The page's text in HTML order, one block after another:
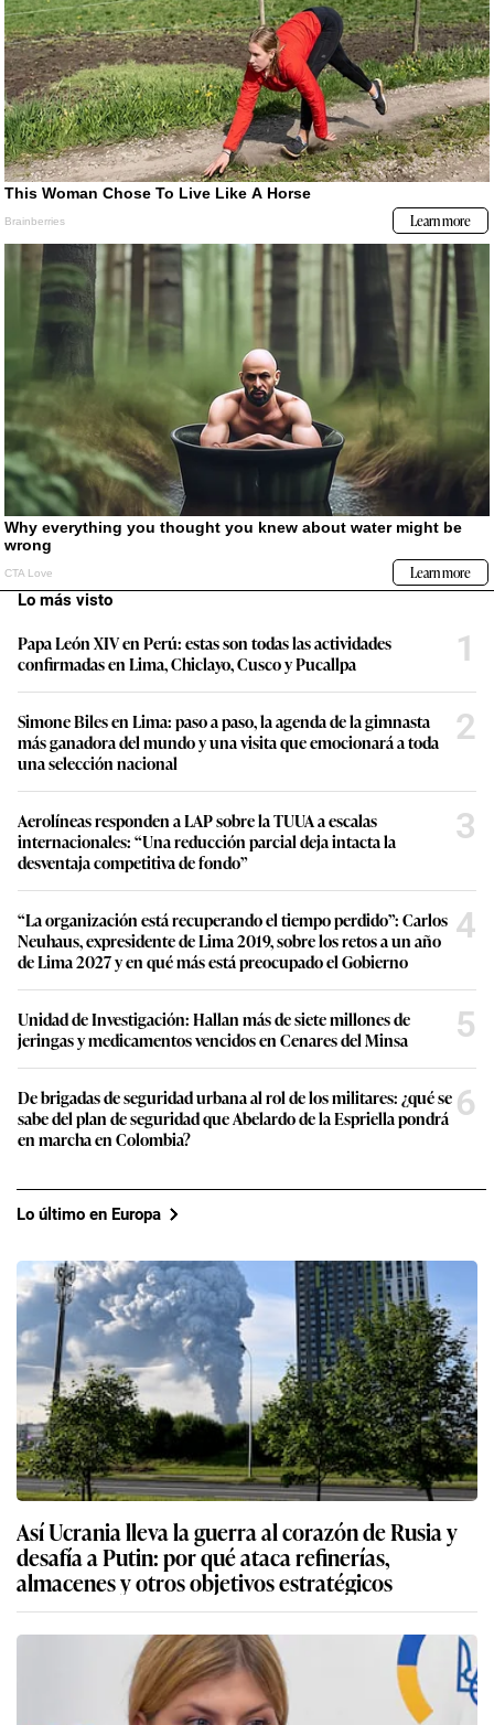
Lo más visto
Papa León XIV en Perú: estas son todas las actividades
confirmadas en Lima, Chiclayo, Cusco y Pucallpa
1
Simone Biles en Lima: paso a paso, la agenda de la gimnasta
más ganadora del mundo y una visita que emocionará a toda
una selección nacional
2
Aerolíneas responden a LAP sobre la TUUA a escalas
internacionales: “Una reducción parcial deja intacta la
desventaja competitiva de fondo”
3
“La organización está recuperando el tiempo perdido”: Carlos
Neuhaus, expresidente de Lima 2019, sobre los retos a un año
de Lima 2027 y en qué más está preocupado el Gobierno
4
Unidad de Investigación: Hallan más de siete millones de
jeringas y medicamentos vencidos en Cenares del Minsa
5
De brigadas de seguridad urbana al rol de los militares: ¿qué se
sabe del plan de seguridad que Abelardo de la Espriella pondrá
en marcha en Colombia?
6
Lo último en Europa
Así Ucrania lleva la guerra al corazón de Rusia y
desafía a Putin: por qué ataca refinerías,
almacenes y otros objetivos estratégicos